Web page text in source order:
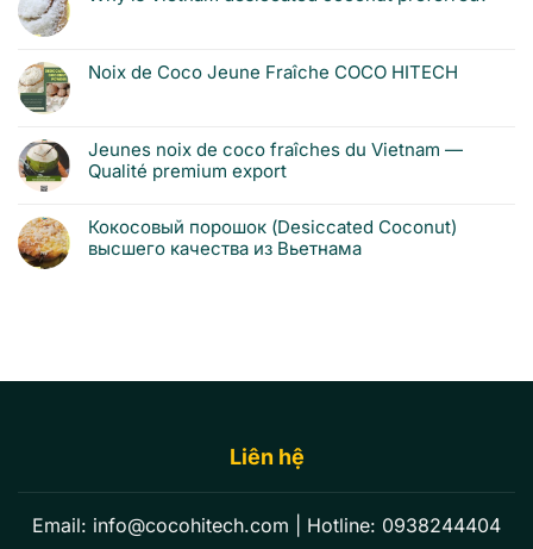
Noix de Coco Jeune Fraîche COCO HITECH
Jeunes noix de coco fraîches du Vietnam —
Qualité premium export
Кокосовый порошок (Desiccated Coconut)
высшего качества из Вьетнама
Liên hệ
Email: info@cocohitech.com | Hotline: 0938244404